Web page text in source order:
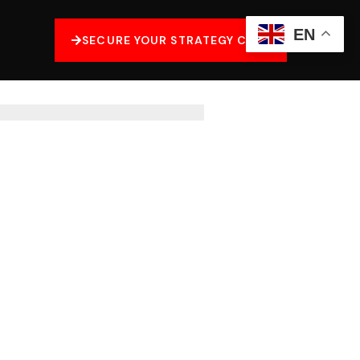
SECURE YOUR STRATEGY CALL EN